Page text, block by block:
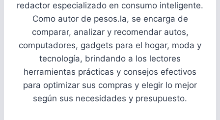
redactor especializado en consumo inteligente.
Como autor de pesos.la, se encarga de
comparar, analizar y recomendar autos,
computadores, gadgets para el hogar, moda y
tecnología, brindando a los lectores
herramientas prácticas y consejos efectivos
para optimizar sus compras y elegir lo mejor
según sus necesidades y presupuesto.